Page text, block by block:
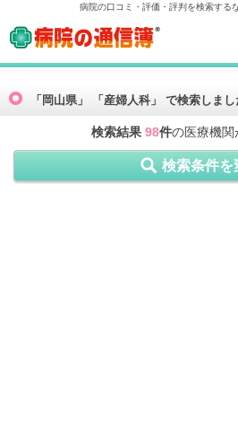
病院の口コミ・評価・評判を検索する
病院の通信簿
「岡山県」 「産婦人科」 で検索し
検索結果 98件の医療機関
検索条件を